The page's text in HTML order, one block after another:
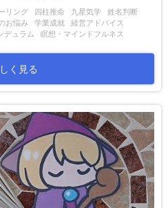
リング 四柱推命 九星気学
姓名判断
お悩み 学業成就
経営アドバイス
デュラム
瞑想・マインドフルネス
く見る